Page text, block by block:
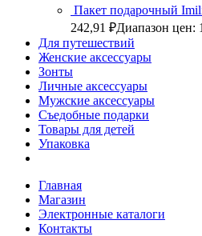
Пакет подарочный
242,91 ₽Диапазон цен:
Для путешествий
Женские аксессуары
Зонты
Личные аксессуары
Мужские аксессуары
Съедобные подарки
Товары для детей
Упаковка
Главная
Магазин
Электронные каталоги
Контакты